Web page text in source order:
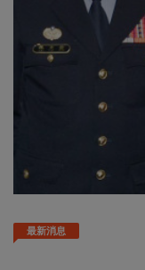
最新消息